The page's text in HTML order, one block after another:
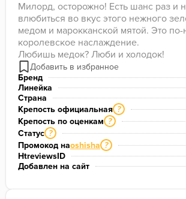
Милорд, осторожно! Есть шанс раз и
влюбиться во вкус этого нежного
медом и марокканской мятой. Это
королевское наслаждение.
Любишь медок? Люби и холодок!
Бренд
Линейка
Страна
Крепость официальная ?
Крепость по оценкам ?
Статус ?
Промокод наoshisha ?
HtreviewsID
Добавлен на сайт